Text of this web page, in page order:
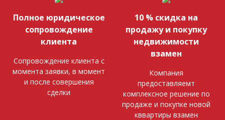
Полное юридическое
сопровождение
клиента
Сопровождение клиента с
момента заявки, в момент
и после совершения
сделки
10 % скидка на
продажу и покупку
недвижимости
взамен
Компания
предоставляемт
комплексное решение по
продаже и покупке новой
кввартиры взамен